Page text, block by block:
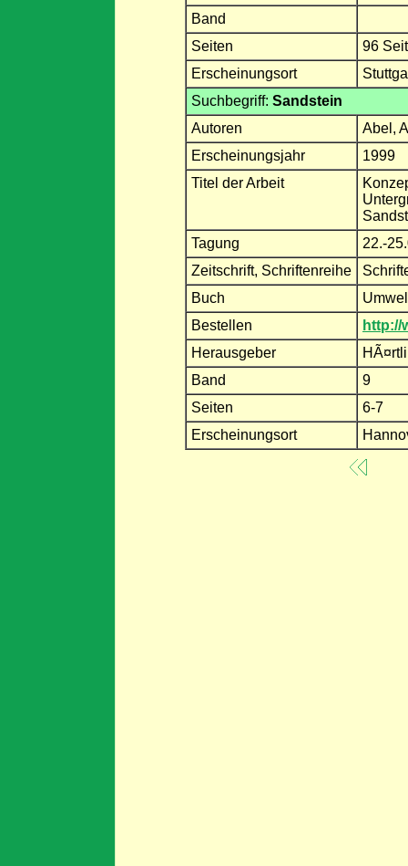
Band
Seiten
96
Erscheinungsort
Suchbegriff: Sandstein
Autoren
Abel,
Erscheinungsjahr
1999
Titel der Arbeit
Tagung
22.-
Zeitschrift, Schriftenreihe
Buch
Bestellen
http://
Herausgeber
Band
9
Seiten
6-7
Erscheinungsort